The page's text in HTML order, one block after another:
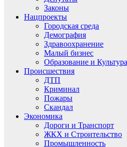
Законы
Нацпроекты
Городская среда
Демография
Здравоохранение
Малый бизнес
Образование и Культура
Происшествия
ДТП
Криминал
Пожары
Скандал
Экономика
Дороги и Транспорт
ЖКХ и Строительство
Промышленность